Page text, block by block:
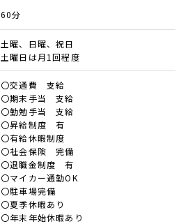
60分
土曜、日曜、祝日
土曜日は月1回程度
〇交通費 支給
〇期末手当 支給
〇勤勉手当 支給
〇昇給制度 有
〇有給休暇制度
〇社会保険 完備
〇退職金制度 有
〇マイカー通勤OK
〇駐車場完備
〇夏季休暇あり
〇年末年始休暇あり